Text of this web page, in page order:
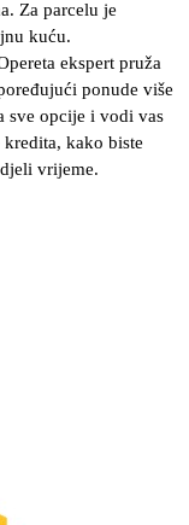
Za parcelu je
kuću.
ekspert pruža
ponude više
sve opcije i vodi vas
kako biste
vrijeme.